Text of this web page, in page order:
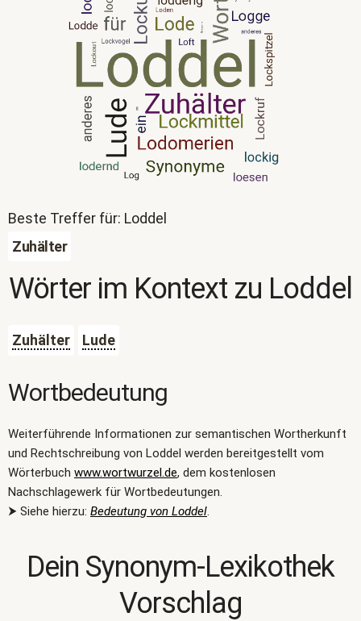
Beste Treffer für: Loddel
Zuhälter
Wörter im Kontext zu Loddel
Zuhälter Lude
Wortbedeutung
Weiterführende Informationen zur semantischen Wortherkunft
und Rechtschreibung von Loddel werden bereitgestellt vom
Wörterbuch www.wortwurzel.de, dem kostenlosen
Nachschlagewerk für Wortbedeutungen.
⮞ Siehe hierzu: Bedeutung von Loddel.
Dein Synonym-Lexikothek
Vorschlag